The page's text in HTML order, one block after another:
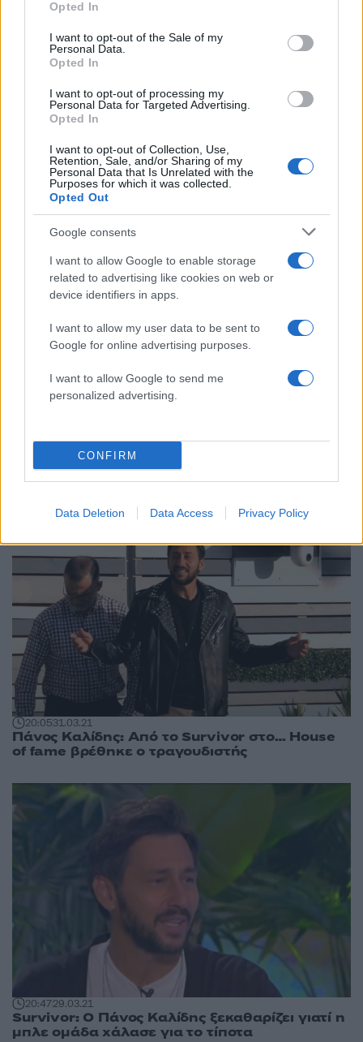
use your data for below specified purposes in below Google
consent section.
Opted In
I want to opt-out of the Sale of my
Personal Data.
Opted In
I want to opt-out of processing my
Personal Data for Targeted Advertising.
Opted In
I want to opt-out of Collection, Use,
Retention, Sale, and/or Sharing of my
Personal Data that Is Unrelated with the
Purposes for which it was collected.
Opted Out
Google consents
I want to allow Google to enable storage
related to advertising like cookies on web or
device identifiers in apps.
I want to allow my user data to be sent to
Google for online advertising purposes.
I want to allow Google to send me
personalized advertising.
CONFIRM
Data Deletion Data Access Privacy Policy
αποχώρησε οικειοθελώς από το Survivor
18:4312.04.21
Πάνος Καλίδης: “Αυτή
την εικόνα έβλεπα
στο Survivor, αυτή
την εικόνα μετέφερα
στον Γιώργο Λιβάνη”
15:3409.04.21
Πάνος Καλίδης για
Λιβάνη και
για να τον πειράξω»
ΔΙΑΦΗΜΙΣΗ
20:0531.03.21
Πάνος Καλίδης: Από το Survivor στο… House
of fame βρέθηκε ο τραγουδιστής
20:4729.03.21
Survivor: Ο Πάνος Καλίδης ξεκαθαρίζει γιατί η
μπλε ομάδα χάλασε για το τίποτα